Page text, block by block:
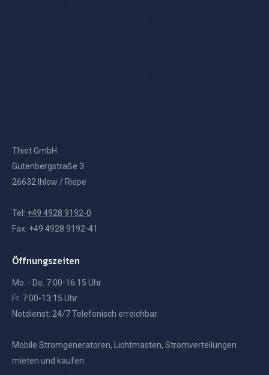
Thiet GmbH
Gutenbergstraße 3
26632 Ihlow / Riepe
Tel: +49 4928 9192-0
Fax: +49 4928 9192-41
Öffnungszeiten
Mo. - Do. 7:00-16:15 Uhr
Fr. 7:00-13:15 Uhr
Notdienst: 24/7 Telefonisch erreichbar
Mobile Stromgeneratoren, Lichtmasten, Stromverteilungen
mieten und kaufen.